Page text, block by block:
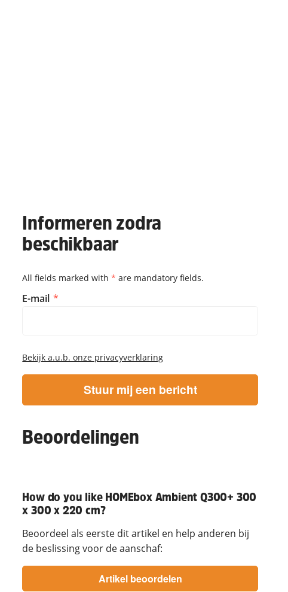
Informeren zodra
beschikbaar
Informeren zodra beschikbaar
All fields marked with* are mandatory fields.
E-mail
Bekijk a.u.b. onze privacyverklaring
Stuur mij een bericht
Beoordelingen
How do you like HOMEbox Ambient Q300+ 300
x 300 x 220 cm?
Beoordeel als eerste dit artikel en help anderen bij
de beslissing voor de aanschaf: